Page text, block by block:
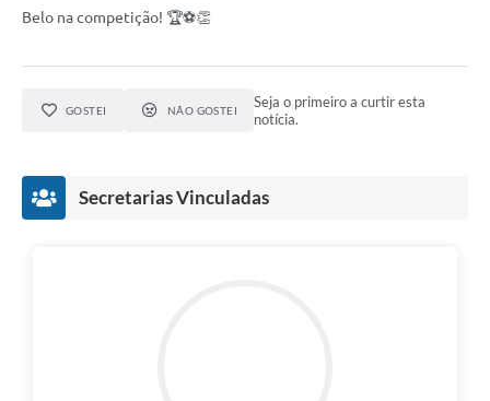
Belo na competição! 🏆⚽👏
GOSTEI NÃO GOSTEI
Seja o primeiro a curtir esta
notícia.
Secretarias Vinculadas